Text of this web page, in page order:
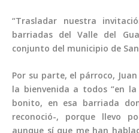
“Trasladar nuestra
barriadas del Valle del
conjunto del municipio de
Por su parte, el párroco,
la bienvenida a todos “en
bonito, en esa barriada
reconoció-, porque llevo
aunque sí que me han